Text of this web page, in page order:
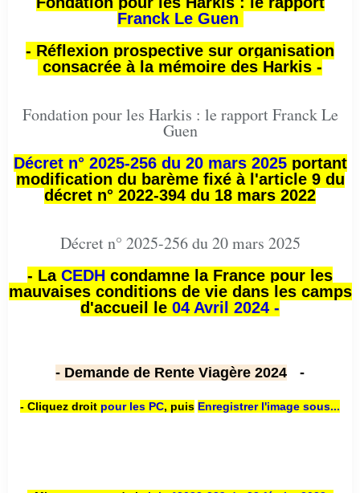
Franck Le Guen
- Réflexion prospective sur organisation
consacrée à la mémoire des Harkis -
Fondation pour les Harkis : le rapport Franck Le
Guen
Décret n° 2025-256 du 20 mars 2025portant
modification du barème fixé à l'article 9 du
décret n° 2022-394 du 18 mars 2022
Décret n° 2025-256 du 20 mars 2025
- La CEDH condamne la France pour les
mauvaises conditions de vie dans les camps
d'accueil le 04 Avril 2024 -
- Demande de Rente Viagère 2024 -
- Cliquez droit pour les PC, puis Enregistrer l'image sous...